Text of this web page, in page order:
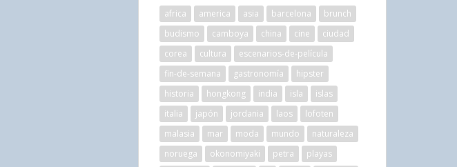
africa america asia barcelona
brunch
budismo
camboya china cine
ciudad
corea
cultura
escenarios-de-película
fin-de-semana
gastronomía
hipster
historia
hongkong india isla
islas
italia
japón jordania laos
lofoten
malasia
mar moda mundo
naturaleza
noruega
okonomiyaki petra
playas